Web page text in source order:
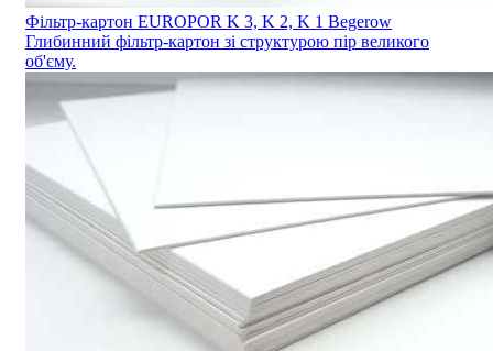
Фільтр-картон EUROPOR K 3, K 2, K 1 Begerow
Глибинний фільтр-картон зі структурою пір великого
об'єму.